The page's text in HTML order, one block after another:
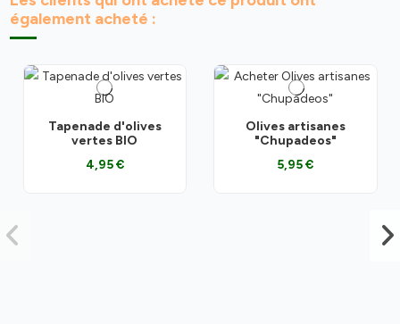
également acheté :
Tapenade d'olives
vertes BIO
4,95 €
Olives artisanes
"Chupadeos"
5,95 €